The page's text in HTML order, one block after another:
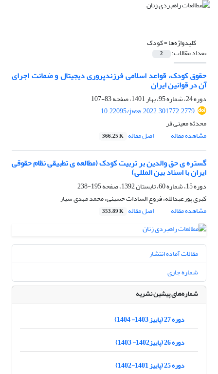
کلیدواژه‌ها =کودک
تعداد مقالات: 2
حقوق کودک، قواعد اسلامی فرزندپروری دیجیتال و ضمانت اجرای
آن در قوانین ایران
دوره 24، شماره 95، بهار 1401، صفحه
83-107
10.22095/jwss.2022.301772.2779
محدثه معینی فر
مشاهده مقاله
اصل مقاله 366.25 K
گستره ی حق والدین بر تربیت کودک (مطالعه ی تطبیقی نظام حقوقی
ایران با اسناد بین المللی)
دوره 15، شماره 60، تابستان 1392، صفحه
195-238
کبری پورعبدالله، فروغ السادات حسینی، محمد مهدی سیار
مشاهده مقاله
اصل مقاله 353.89 K
مقالات آماده انتشار
شماره جاری
شماره‌های پیشین نشریه
دوره 27 (پاییز 1403- 1404)
دوره 26 (پاییز1402- 1403)
دوره 25 (پاییز 1401-1402)